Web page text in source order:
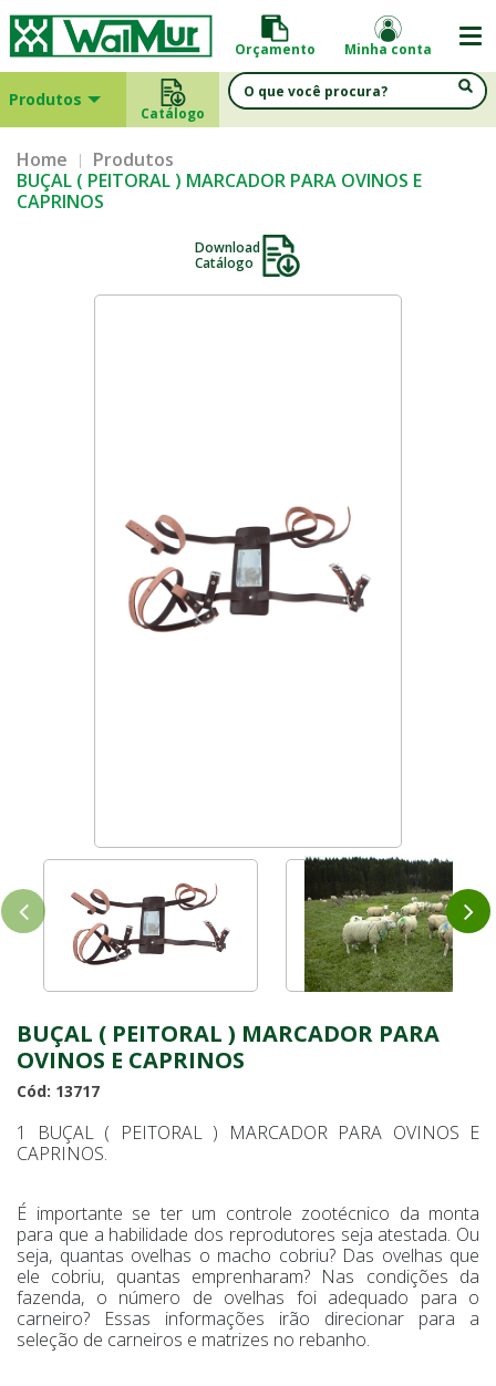
Orçamento Minha conta
Produtos
Catálogo
Home
Produtos
BUÇAL ( PEITORAL ) MARCADOR PARA OVINOS E
CAPRINOS
Download
Catálogo
BUÇAL ( PEITORAL ) MARCADOR PARA
OVINOS E CAPRINOS
Cód: 13717
1 BUÇAL ( PEITORAL ) MARCADOR PARA OVINOS E
CAPRINOS.
É importante se ter um controle zootécnico da monta
para que a habilidade dos reprodutores seja atestada. Ou
seja, quantas ovelhas o macho cobriu? Das ovelhas que
ele cobriu, quantas emprenharam? Nas condições da
fazenda, o número de ovelhas foi adequado para o
carneiro? Essas informações irão direcionar para a
seleção de carneiros e matrizes no rebanho.